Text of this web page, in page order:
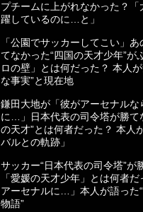
プチームに上がれなかった？「
躍しているのに…と」
「公園でサッカーしてこい」
てなかった“四国の天才少年”が
ロの壁」とは何だった？ 本人
な事実”と現在地
鎌田大地が「彼がアーセナルな
に…」日本代表の司令塔が勝て
の天才”とは何者だった？ 本人
バルとの軌跡」
サッカー“日本代表の司令塔”が
「愛媛の天才少年」とは何者
アーセナルに…」本人が語った
物語”